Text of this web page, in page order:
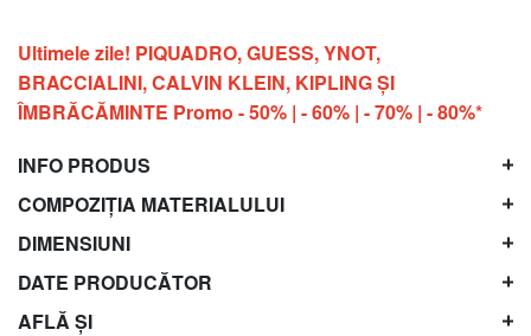
Ultimele zile! PIQUADRO, GUESS, YNOT,
BRACCIALINI, CALVIN KLEIN, KIPLING ŞI
ÎMBRĂCĂMINTE Promo - 50% | - 60% | - 70% | - 80%*
INFO PRODUS
COMPOZIȚIA MATERIALULUI
DIMENSIUNI
DATE PRODUCĂTOR
AFLĂ ȘI